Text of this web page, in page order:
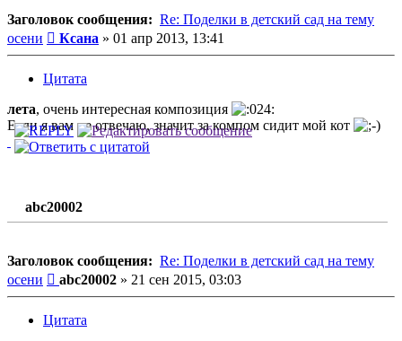
Заголовок сообщения: Re: Поделки в детский сад на тему
осени
Сообщение
Ксана » 01 апр 2013, 13:41
Цитата
лета, очень интересная композиция
Если я вам не отвечаю, значит за компом сидит мой кот
abc20002
Заголовок сообщения: Re: Поделки в детский сад на тему
осени
Сообщение
abc20002 » 21 сен 2015, 03:03
Цитата